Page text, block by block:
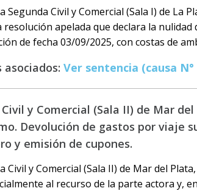
Segunda Civil y Comercial (Sala I) de La
resolución apelada que declara la nulidad
de fecha 03/09/2025, con costas de
asociados: Ver sentencia (causa N°
y Comercial (Sala II) de Mar
Devolución de gastos por viaje
y emisión de cupones.
Civil y Comercial (Sala II) de Mar del
al recurso de la parte actora y,